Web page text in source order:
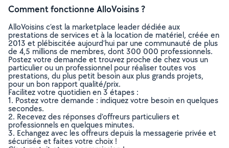
Comment fonctionne AlloVoisins ?
AlloVoisins c’est la marketplace leader dédiée aux
prestations de services et à la location de matériel, créée en
2013 et plébiscitée aujourd’hui par une communauté de plus
de 4,5 millions de membres, dont 300 000 professionnels.
Postez votre demande et trouvez proche de chez vous un
particulier ou un professionnel pour réaliser toutes vos
prestations, du plus petit besoin aux plus grands projets,
pour un bon rapport qualité/prix.
Facilitez votre quotidien en 3 étapes :
1. Postez votre demande : indiquez votre besoin en quelques
secondes.
2. Recevez des réponses d’offreurs particuliers et
professionnels en quelques minutes.
3. Echangez avec les offreurs depuis la messagerie privée et
sécurisée et faites votre choix !